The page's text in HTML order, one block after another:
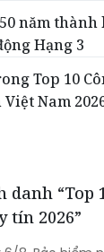
năm
Hạng 3
Top 10
Nam
“Top
tín 2026”